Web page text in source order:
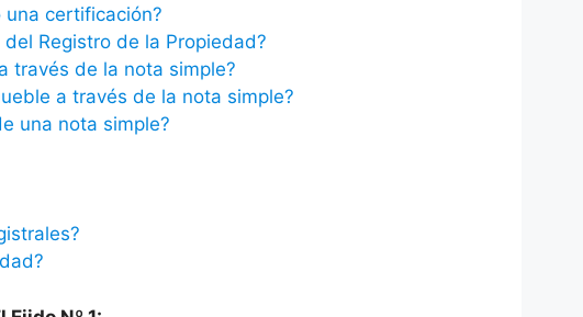
certificación?
Registro de la Propiedad?
través de la nota simple?
a través de la nota simple?
una nota simple?